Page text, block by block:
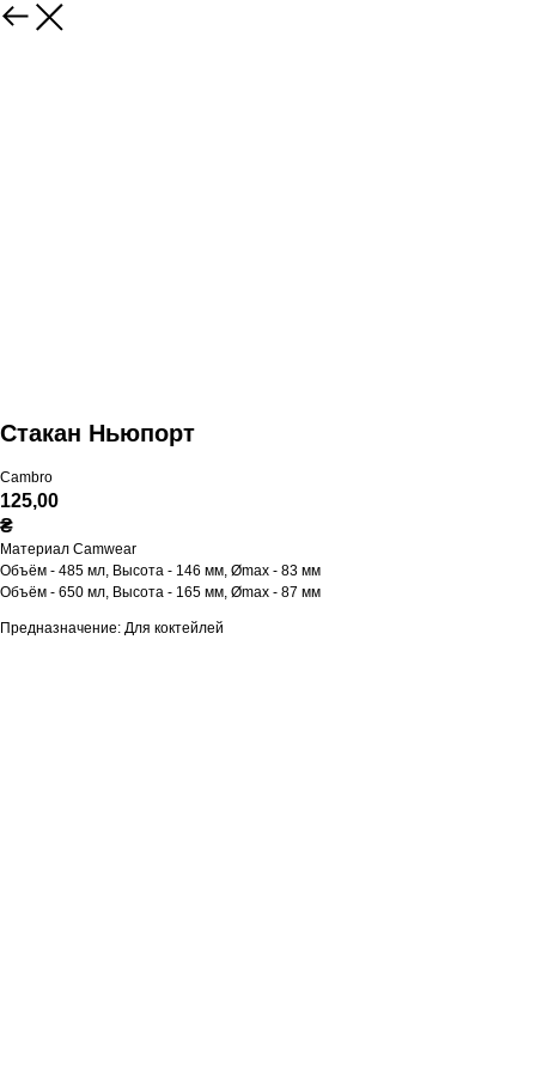
Стакан Ньюпорт
Cambro
125,00
₴
Материал Camwear
Объём - 485 мл, Высота - 146 мм, Ømax - 83 мм
Объём - 650 мл, Высота - 165 мм, Ømax - 87 мм
Предназначение: Для коктейлей